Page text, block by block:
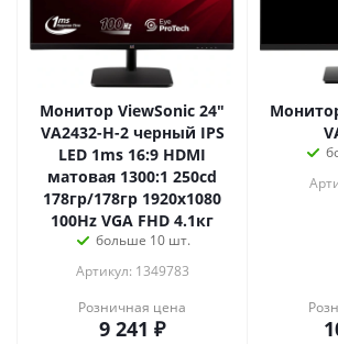
Монитор ViewSonic 24"
VA2432-H-2 черный IPS
LED 1ms 16:9 HDMI
матовая 1300:1 250cd
178гр/178гр 1920x1080
100Hz VGA FHD 4.1кг
больше 10 шт.
Артикул: 1349783
Розничная цена
9 241 ₽